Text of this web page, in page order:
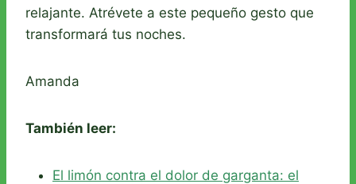
relajante. Atrévete a este pequeño gesto que
transformará tus noches.
Amanda
También leer:
El limón contra el dolor de garganta: el